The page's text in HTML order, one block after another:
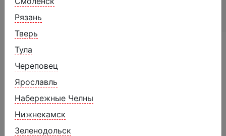
Рязань
Тверь
Тула
Череповец
Ярославль
Набережные Челны
Нижнекамск
Зеленодольск
ккал/1626 кДж